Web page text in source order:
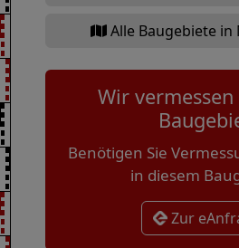
Alle Baugebiete in
Wir
Benötigen Sie
in diesem
Zur